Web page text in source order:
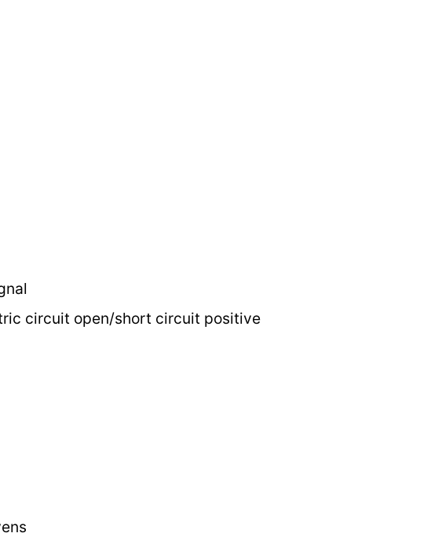
circuit open/short circuit positive